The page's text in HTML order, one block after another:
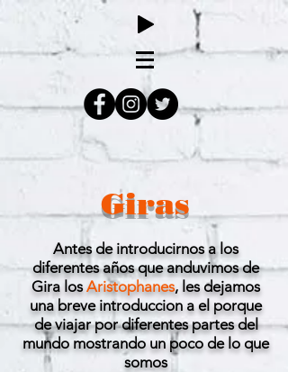
Giras
Antes de introducirnos a los
diferentes años que anduvimos de
Gira losAristophanes, les dejamos
una breve introduccion a el porque
de viajar por diferentes partes del
mundo mostrando un poco de lo que
somos